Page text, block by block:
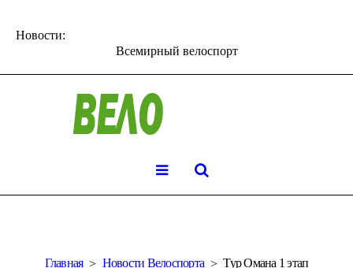
Новости:
Всемирный велоспорт
Главная Новости Велоспорта Тур Омана 1 этап